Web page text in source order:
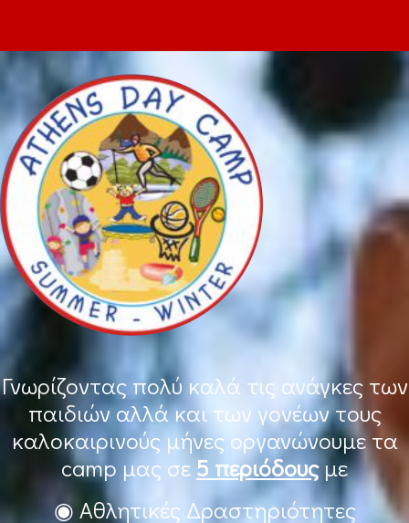
Γνωρίζοντας πολύ καλά τις ανάγκες των
παιδιών αλλά και των γονέων τους
καλοκαιρινούς μήνες οργανώνουμε τα
camp μας σε 5 περιόδουςμε
◉ Αθλητικές Δραστηριότητες